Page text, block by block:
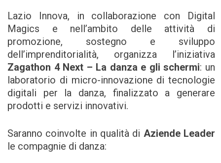
Lazio Innova, in collaborazione con Digital
Magics e nell’ambito delle attività di
promozione, sostegno e sviluppo
dell’imprenditorialità, organizza l’iniziativa
Zagathon 4 Next – La danza e gli schermi: un
laboratorio di micro-innovazione di tecnologie
digitali per la danza, finalizzato a generare
prodotti e servizi innovativi.
Saranno coinvolte in qualità di Aziende Leader
le compagnie di danza: